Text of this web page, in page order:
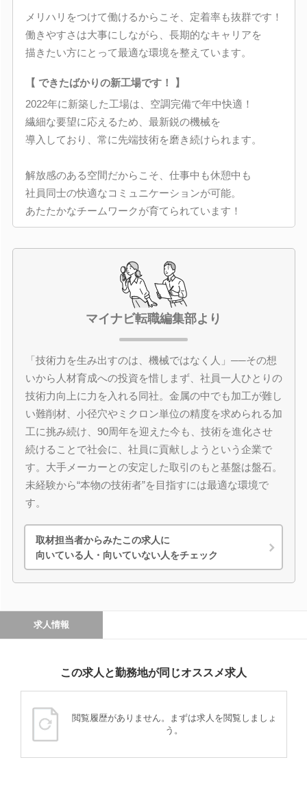
メリハリをつけて働けるからこそ、定着率も抜群です！
働きやすさは大事にしながら、長期的なキャリアを
描きたい方にとって最適な環境を整えています。
【 できたばかりの新工場です！ 】
2022年に新築した工場は、空調完備で年中快適！
繊細な要望に応えるため、最新鋭の機械を
導入しており、常に先端技術を磨き続けられます。
解放感のある空間だからこそ、仕事中も休憩中も
社員同士の快適なコミュニケーションが可能。
あたたかなチームワークが育てられています！
マイナビ転職編集部より
「技術力を生み出すのは、機械ではなく人」──その想
いから人材育成への投資を惜しまず、社員一人ひとりの
技術力向上に力を入れる同社。金属の中でも加工が難し
い難削材、小径穴やミクロン単位の精度を求められる加
工に挑み続け、90周年を迎えた今も、技術を進化させ
続けることで社会に、社員に貢献しようという企業で
す。大手メーカーとの安定した取引のもと基盤は盤石。
未経験から“本物の技術者”を目指すには最適な環境で
す。
取材担当者からみたこの求人に
向いている人・向いていない人をチェック
求人情報
この求人と勤務地が同じオススメ求人
閲覧履歴がありません。まずは求人を閲覧しましょ
う。